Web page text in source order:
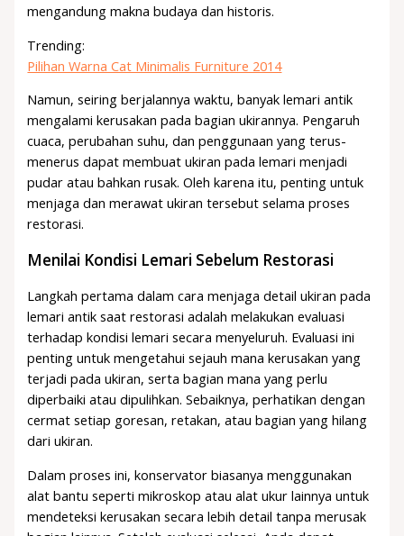
mengandung makna budaya dan historis.
Trending:
Pilihan Warna Cat Minimalis Furniture 2014
Namun, seiring berjalannya waktu, banyak lemari antik
mengalami kerusakan pada bagian ukirannya. Pengaruh
cuaca, perubahan suhu, dan penggunaan yang terus-
menerus dapat membuat ukiran pada lemari menjadi
pudar atau bahkan rusak. Oleh karena itu, penting untuk
menjaga dan merawat ukiran tersebut selama proses
restorasi.
Menilai Kondisi Lemari Sebelum Restorasi
Langkah pertama dalam cara menjaga detail ukiran pada
lemari antik saat restorasi adalah melakukan evaluasi
terhadap kondisi lemari secara menyeluruh. Evaluasi ini
penting untuk mengetahui sejauh mana kerusakan yang
terjadi pada ukiran, serta bagian mana yang perlu
diperbaiki atau dipulihkan. Sebaiknya, perhatikan dengan
cermat setiap goresan, retakan, atau bagian yang hilang
dari ukiran.
Dalam proses ini, konservator biasanya menggunakan
alat bantu seperti mikroskop atau alat ukur lainnya untuk
mendeteksi kerusakan secara lebih detail tanpa merusak